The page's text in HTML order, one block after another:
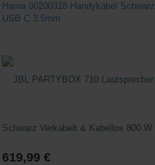
Hama 00200318 Handykabel Schwarz
USB C 3.5mm
619,99 €